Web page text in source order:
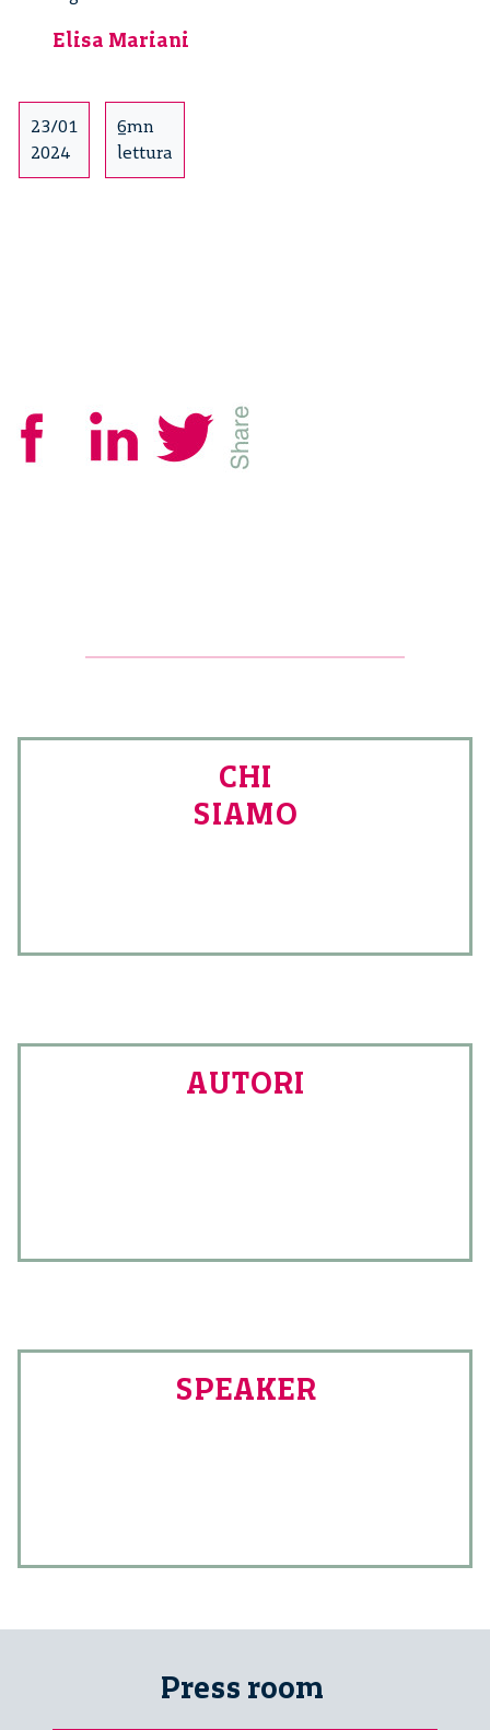
Elisa Mariani
23/01
2024
6mn
lettura
CHI
SIAMO
AUTORI
SPEAKER
Press room